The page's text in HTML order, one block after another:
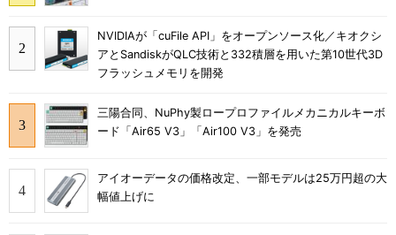
NVIDIAが「cuFile API」をオープンソース化／キオクシ
アとSandiskがQLC技術と332積層を用いた第10世代3D
フラッシュメモリを開発
三陽合同、NuPhy製ロープロファイルメカニカルキーボ
ード「Air65 V3」「Air100 V3」を発売
アイオーデータの価格改定、一部モデルは25万円超の大
幅値上げに